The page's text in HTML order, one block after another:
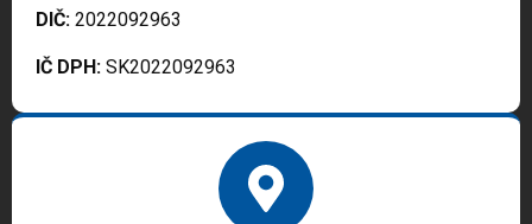
DIČ: 2022092963
IČ DPH: SK2022092963